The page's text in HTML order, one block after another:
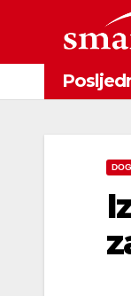
content
za zaštitu